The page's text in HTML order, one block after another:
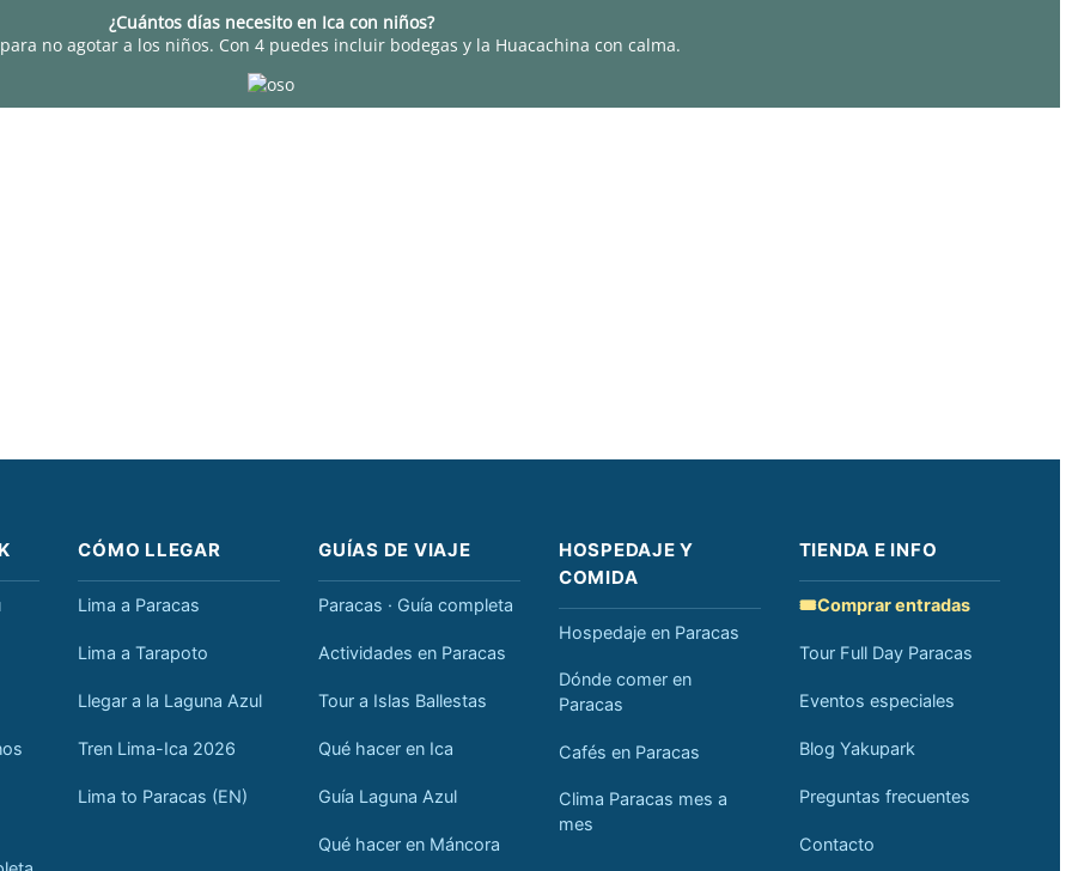
¿Cuántos días necesito en Ica con niños?
no agotar a los niños. Con 4 puedes incluir bodegas y la Huacachina con calma.
CÓMO LLEGAR
Lima a Paracas
Lima a Tarapoto
Llegar a la Laguna Azul
Tren Lima-Ica 2026
Lima to Paracas (EN)
GUÍAS DE VIAJE
Paracas · Guía completa
Actividades en Paracas
Tour a Islas Ballestas
Qué hacer en Ica
Guía Laguna Azul
Qué hacer en Máncora
HOSPEDAJE Y
COMIDA
Hospedaje en Paracas
Dónde comer en
Paracas
Cafés en Paracas
Clima Paracas mes a
mes
TIENDA E INFO
🎟️Comprar entradas
Tour Full Day Paracas
Eventos especiales
Blog Yakupark
Preguntas frecuentes
Contacto